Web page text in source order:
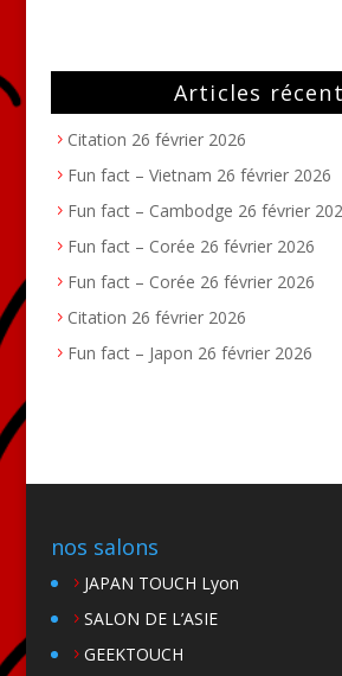
Articles
Citation 26 février 2026
Fun fact – Vietnam 26 février 2026
Fun fact – Cambodge 26 février
Fun fact – Corée 26 février 2026
Fun fact – Corée 26 février 2026
Citation 26 février 2026
Fun fact – Japon 26 février 2026
nos salons
JAPAN TOUCH Lyon
SALON DE L’ASIE
GEEKTOUCH